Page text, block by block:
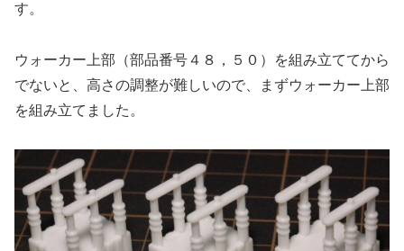
す。
ウォーカー上部（部品番号４８，５０）を組み立ててから
でないと、高さの調整が難しいので、まずウォーカー上部
を組み立てました。